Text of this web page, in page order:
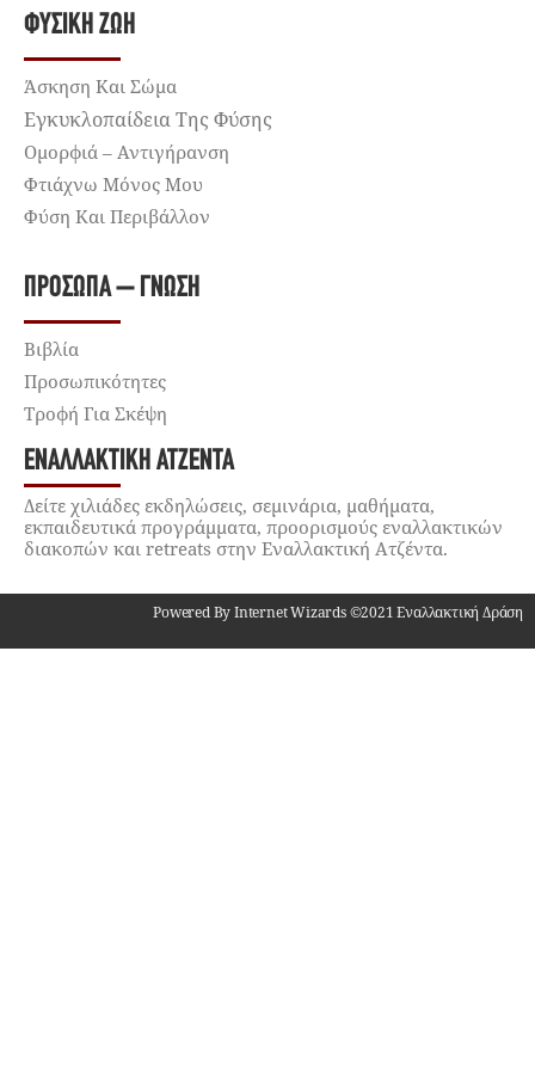
ΦΥΣΙΚΉ ΖΩΉ
Άσκηση Και Σώμα
Εγκυκλοπαίδεια Της Φύσης
Ομορφιά – Αντιγήρανση
Φτιάχνω Μόνος Μου
Φύση Και Περιβάλλον
ΠΡΌΣΩΠΑ – ΓΝΏΣΗ
Βιβλία
Προσωπικότητες
Τροφή Για Σκέψη
ΕΝΑΛΛΑΚΤΙΚΉ ΑΤΖΈΝΤΑ
Δείτε χιλιάδες εκδηλώσεις, σεμινάρια, μαθήματα,
εκπαιδευτικά προγράμματα, προορισμούς εναλλακτικών
διακοπών και retreats στην Εναλλακτική Ατζέντα.
Powered By Internet Wizards ©2021 Εναλλακτική Δράση